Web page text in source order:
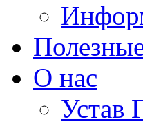
О нас